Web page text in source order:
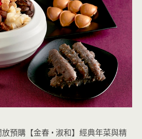
預購【金春 • 淑和】經典年菜與精